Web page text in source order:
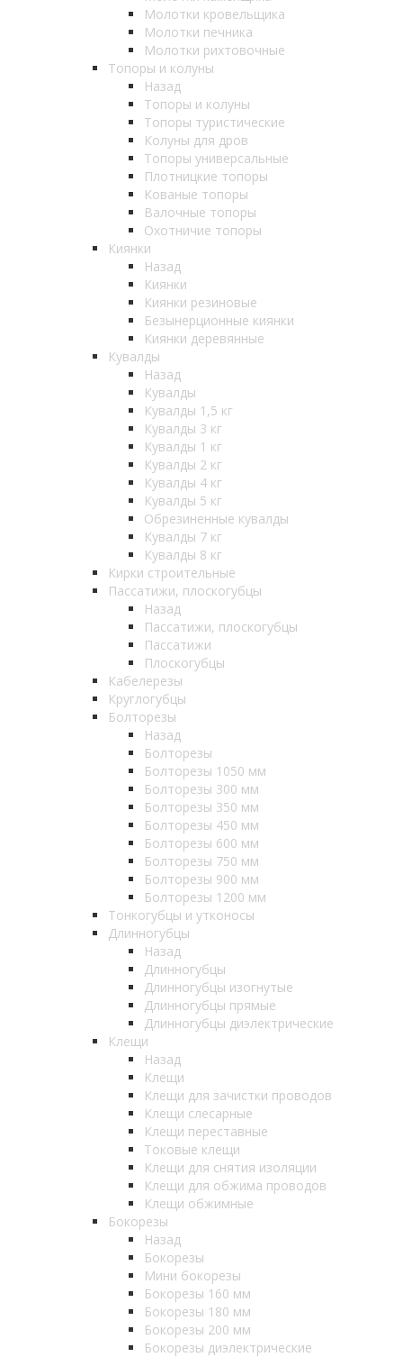
Молотки кровельщика
Молотки печника
Молотки рихтовочные
Топоры и колуны
Назад
Топоры и колуны
Топоры туристические
Колуны для дров
Топоры универсальные
Плотницкие топоры
Кованые топоры
Валочные топоры
Охотничие топоры
Киянки
Назад
Киянки
Киянки резиновые
Безынерционные киянки
Киянки деревянные
Кувалды
Назад
Кувалды
Кувалды 1,5 кг
Кувалды 3 кг
Кувалды 1 кг
Кувалды 2 кг
Кувалды 4 кг
Кувалды 5 кг
Обрезиненные кувалды
Кувалды 7 кг
Кувалды 8 кг
Кирки строительные
Пассатижи, плоскогубцы
Назад
Пассатижи, плоскогубцы
Пассатижи
Плоскогубцы
Кабелерезы
Круглогубцы
Болторезы
Назад
Болторезы
Болторезы 1050 мм
Болторезы 300 мм
Болторезы 350 мм
Болторезы 450 мм
Болторезы 600 мм
Болторезы 750 мм
Болторезы 900 мм
Болторезы 1200 мм
Тонкогубцы и утконосы
Длинногубцы
Назад
Длинногубцы
Длинногубцы изогнутые
Длинногубцы прямые
Длинногубцы диэлектрические
Клещи
Назад
Клещи
Клещи для зачистки проводов
Клещи слесарные
Клещи переставные
Токовые клещи
Клещи для снятия изоляции
Клещи для обжима проводов
Клещи обжимные
Бокорезы
Назад
Бокорезы
Мини бокорезы
Бокорезы 160 мм
Бокорезы 180 мм
Бокорезы 200 мм
Бокорезы диэлектрические